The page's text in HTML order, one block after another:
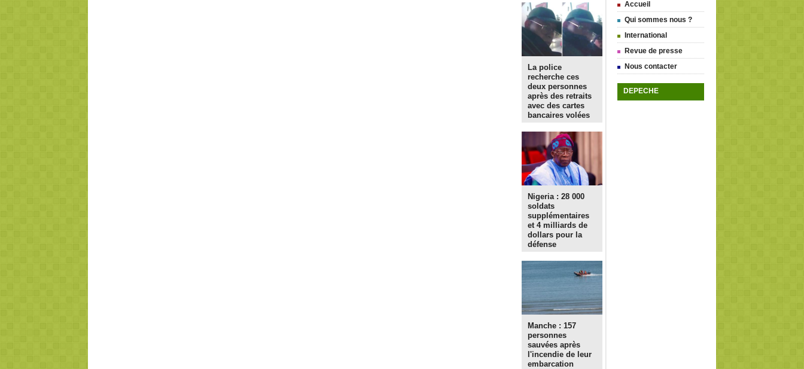
La police
recherche ces
deux personnes
après des retraits
avec des cartes
bancaires volées
Nigeria : 28 000
soldats
supplémentaires
et 4 milliards de
dollars pour la
défense
Manche : 157
personnes
sauvées après
l'incendie de leur
embarcation
Accueil
Qui sommes nous ?
International
Revue de presse
Nous contacter
DEPECHE